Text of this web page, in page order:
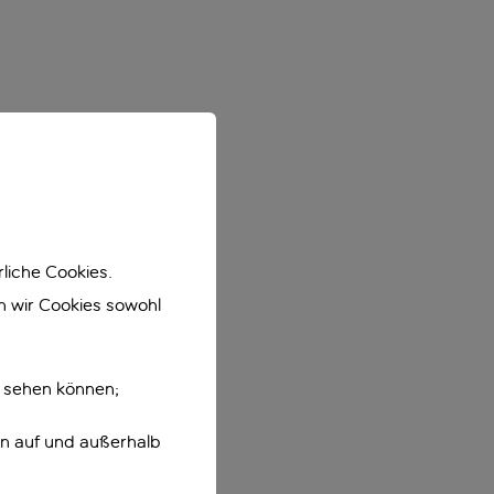
Cookies.
wir Cookies sowohl
können;
auf und außerhalb